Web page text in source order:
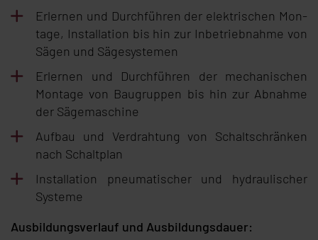
Er­ler­nen und Durch­füh­ren der elek­tri­schen Mon­
ta­ge, In­stal­la­ti­on bis hin zur In­be­trieb­nah­me von
Sä­gen und Sä­ge­sys­te­men
Er­ler­nen und Durch­füh­ren der me­cha­ni­schen
Mon­ta­ge von Bau­grup­pen bis hin zur Ab­nah­me
der Sä­ge­ma­schi­ne
Auf­bau und Ver­drah­tung von Schalt­schrän­ken
nach Schalt­plan
In­stal­la­ti­on pneu­ma­ti­scher und hy­drau­li­scher
Sys­te­me
Aus­bil­dungs­ver­lauf und Aus­bil­dungs­dau­er: